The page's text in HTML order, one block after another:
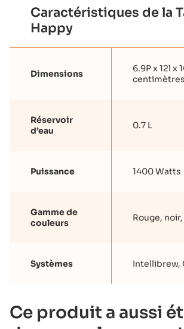
Caractéristiques de la
Happy
Dimensions
6.9P x 12l x
centimètres
Réservoir
d’eau
0.7 L
Puissance 1400 Watts
Gamme de
couleurs
Rouge,
Systèmes Intellibrew,
Ce produit a aussi